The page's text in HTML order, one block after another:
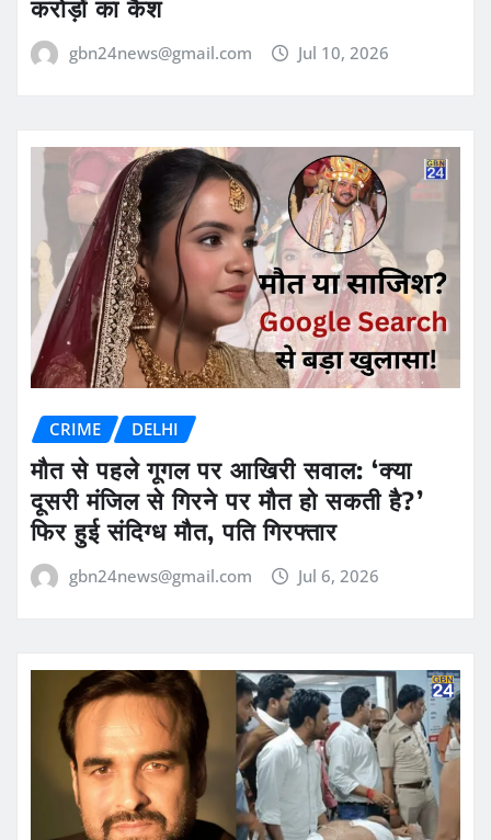
करोड़ों का कैश
gbn24news@gmail.com Jul 10, 2026
CRIME DELHI
मौत से पहले गूगल पर आखिरी सवाल: ‘क्या
दूसरी मंजिल से गिरने पर मौत हो सकती है?’
फिर हुई संदिग्ध मौत, पति गिरफ्तार
gbn24news@gmail.com Jul 6, 2026